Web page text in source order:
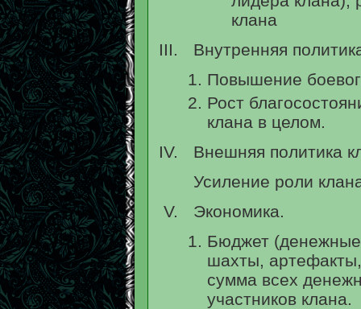
клана
Внутренняя
Повышение
Рост
клана в целом.
Внешняя политика
Усиление роли
Экономика.
Бюджет
шахты, артефакты,
сумма всех
участников клана.